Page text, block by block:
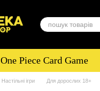
One Piece Card Game
Настільні ігри Для дорослих 18+